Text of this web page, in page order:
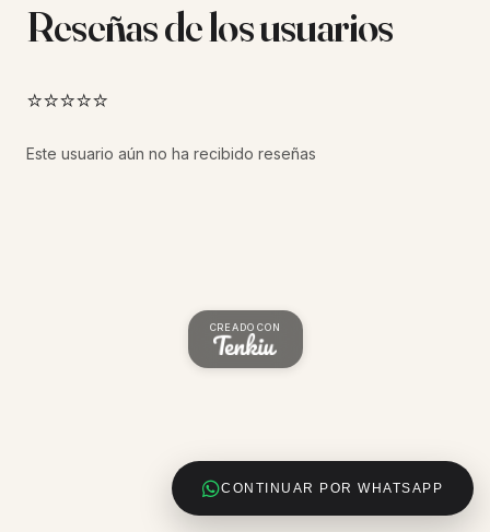
CONTINUAR POR WHATSAPP
Reseñas de los usuarios
⭐⭐⭐⭐⭐
Este usuario aún no ha recibido reseñas
CREADO CON